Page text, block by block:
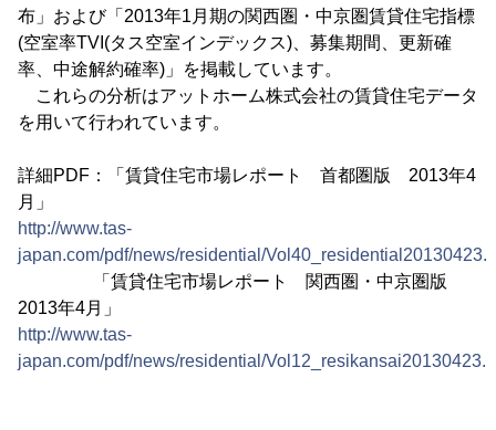
布」および「2013年1月期の関西圏・中京圏賃貸住宅指標
(空室率TVI(タス空室インデックス)、募集期間、更新確
率、中途解約確率)」を掲載しています。
これらの分析はアットホーム株式会社の賃貸住宅データ
を用いて行われています。
詳細PDF：「賃貸住宅市場レポート 首都圏版 2013年4
月」
http://www.tas-
japan.com/pdf/news/residential/
「賃貸住宅市場レポート 関西圏・中京圏版
2013年4月」
http://www.tas-
japan.com/pdf/news/residential/